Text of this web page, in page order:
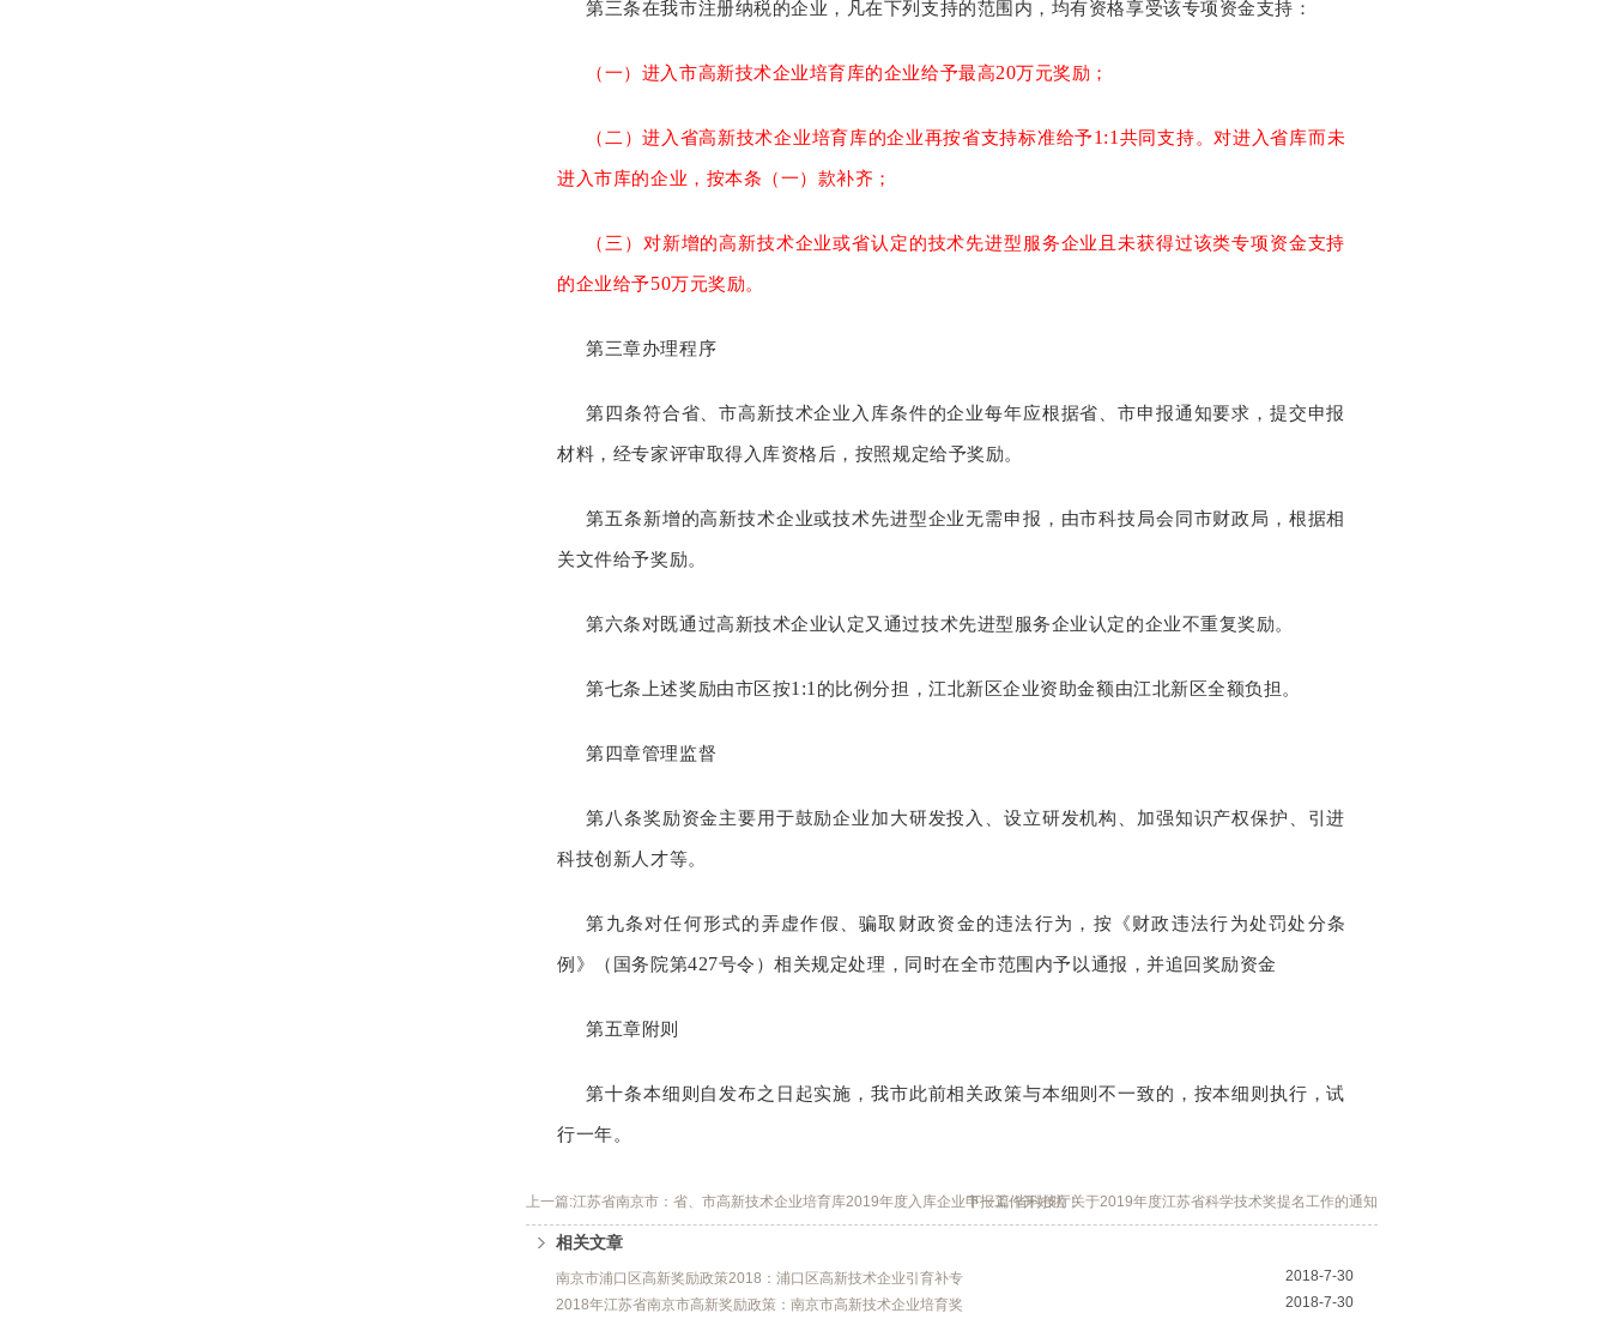
第三条在我市注册纳税的企业，凡在下列支持的范围内，均有资格享受该专项资金支持：
（一）进入市高新技术企业培育库的企业给予最高20万元奖励；
（二）进入省高新技术企业培育库的企业再按省支持标准给予1:1 共同支持。对进入省库而未
进入市库的企业，按本条（一）款补齐；
（三）对新增的高新技术企业或省认定的技术先进型服务企业且未获得过该类专项资金支持
的企业给予50万元奖励。
第三章办理程序
第四条符合省、市高新技术企业入库条件的企业每年应根据省、市申报通知要求，提交申报
材料，经专家评审取得入库资格后，按照规定给予奖励。
第五条新增的高新技术企业或技术先进型企业无需申报，由市科技局会同市财政局，根据相
关文件给予奖励。
第六条对既通过高新技术企业认定又通过技术先进型服务企业认定的企业不重复奖励。
第七条上述奖励由市区按1:1 的比例分担，江北新区企业资助金额由江北新区全额负担。
第四章管理监督
第八条奖励资金主要用于鼓励企业加大研发投入、设立研发机构、加强知识产权保护、引进
科技创新人才等。
第九条对任何形式的弄虚作假、骗取财政资金的违法行为，按《财政违法行为处罚处分条
例》（国务院第427号令）相关规定处理，同时在全市范围内予以通报，并追回奖励资金
第五章附则
第十条本细则自发布之日起实施，我市此前相关政策与本细则不一致的，按本细则执行，试
行一年。
上一篇:江苏省南京市：省、市高新技术企业培育库2019年度入库企业申报工作开始啦！下一篇:省科技厅关于2019年度江苏省科学技术奖提名工作的通知
相关文章
南京市浦口区高新奖励政策2018：浦口区高新技术企业引育补专
2018-7-30
2018年江苏省南京市高新奖励政策：南京市高新技术企业培育奖
2018-7-30